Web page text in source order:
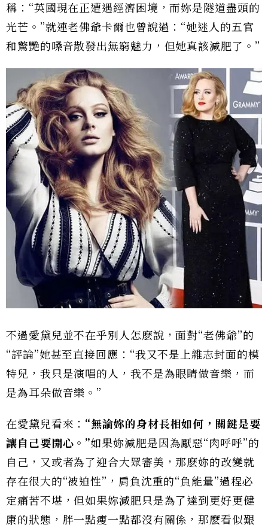
稱：“英國現在正遭遇經濟困境，而妳是隧道盡頭的
光芒。”就連老佛爺卡爾也曾說過：“她迷人的五官
和驚艷的嗓音散發出無窮魅力，但她真該減肥了。”
不過愛黛兒並不在乎別人怎麽說，面對“老佛爺”的
“評論”她甚至直接回應：“我又不是上雜志封面的模
特兒，我只是演唱的人，我不是為眼睛做音樂，而
是為耳朵做音樂。”
在愛黛兒看來： “無論妳的身材長相如何，關鍵是要
讓自己要開心。 ”如果妳減肥是因為厭惡“肉呼呼”的
自己，又或者為了迎合大眾審美，那麽妳的改變就
存在很大的“被迫性”，肩負沈重的“負能量”過程必
定痛苦不堪，但如果妳減肥只是為了達到更好更健
康的狀態，胖一點瘦一點都沒有關係，那麽看似艱